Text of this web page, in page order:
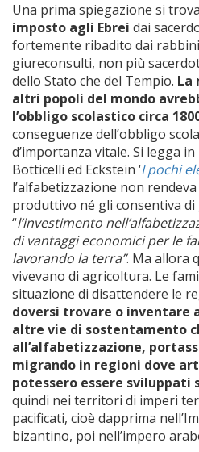
Una prima spiegazione si trova
imposto agli Ebrei dai
fortemente ribadito dai
giureconsulti, non più
dello Stato che del Tempio. La
altri popoli del mondo
l’obbligo scolastico circa
conseguenze dell’obbligo
d’importanza vitale. Si legga
Botticelli ed Eckstein ‘I pochi
l’alfabetizzazione non
produttivo né gli consentiva
“l’investimento
di vantaggi economici per le
lavorando la terra”. Ma allora
vivevano di agricoltura. Le
situazione di disattendere le
doversi trovare o inventare
altre vie di sostentamento
all’alfabetizzazione,
migrando in regioni dove
potessero essere sviluppati
quindi nei territori di imperi
pacificati, cioè dapprima
bizantino, poi nell’impero